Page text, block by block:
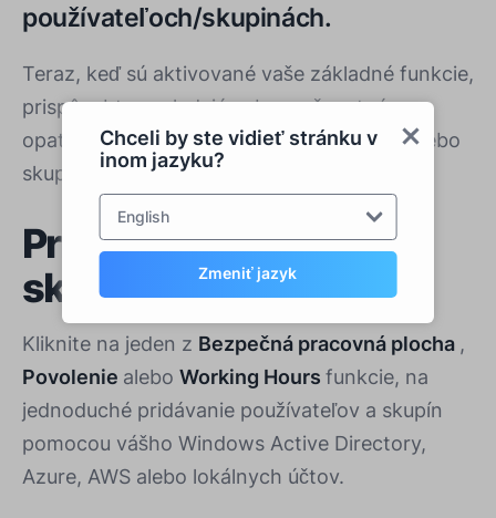
Chceli by ste vidieť stránku v
inom jazyku?
English
Zmeniť jazyk
používateľoch/skupinách.
Teraz, keď sú aktivované vaše základné funkcie,
prispôsobte nasledujúce bezpečnostné
opatrenia na mieru na úrovni používateľa alebo
skupiny.
Pridať používateľov a
skupiny
Kliknite na jeden z Bezpečná pracovná plocha ,
Povolenie alebo Working Hours funkcie, na
jednoduché pridávanie používateľov a skupín
pomocou vášho Windows Active Directory,
Azure, AWS alebo lokálnych účtov.